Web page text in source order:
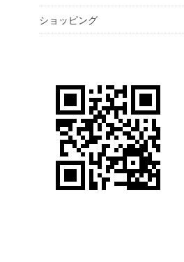
ショッピング